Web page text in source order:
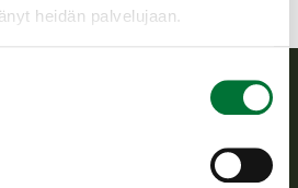
heidän palvelujaan.
kestävää riistataloutta, tukee